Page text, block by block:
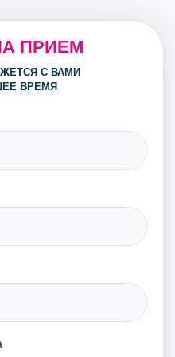
ПРИЕМ
С ВАМИ
ВРЕМЯ